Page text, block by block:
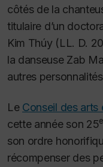
côtés de la
titulaire d’un
Kim Thúy (LL. D.
la danseuse Zab
autres
Le Conseil des arts
cette année son 25e
son ordre
récompenser des